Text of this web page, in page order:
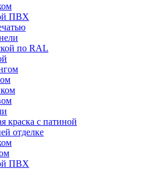
ПВХ
по RAL
краска с патиной
отделке
ПВХ